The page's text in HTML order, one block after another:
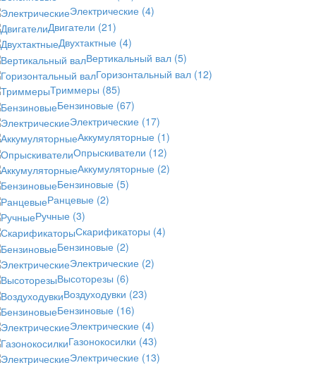
Электрические (4)
Двигатели (21)
Двухтактные (4)
Вертикальный вал (5)
Горизонтальный вал (12)
Триммеры (85)
Бензиновые (67)
Электрические (17)
Аккумуляторные (1)
Опрыскиватели (12)
Аккумуляторные (2)
Бензиновые (5)
Ранцевые (2)
Ручные (3)
Скарификаторы (4)
Бензиновые (2)
Электрические (2)
Высоторезы (6)
Воздуходувки (23)
Бензиновые (16)
Электрические (4)
Газонокосилки (43)
Электрические (13)